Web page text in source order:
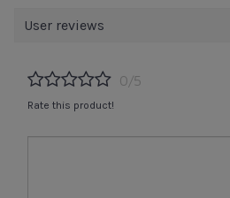
User reviews
0/5
Rate this product!